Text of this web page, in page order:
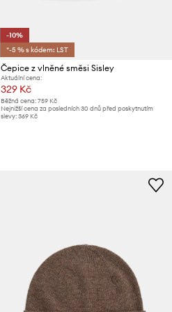
-10%
*-5 % s kódem: LST
Čepice z vlněné směsi Sisley
Aktuální cena:
329 Kč
Běžná cena: 759 Kč
Nejnižší cena za posledních 30 dnů před poskytnutím
slevy: 369 Kč